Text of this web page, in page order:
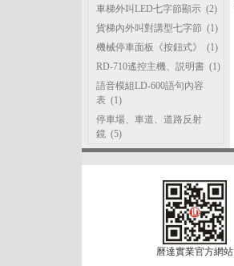
車梯外叫LED七字節顯示 (2)
貨梯內外叫對講型七字節 (1)
機械停車面板《按鈕式》
(1)
RD-710遙控主機、説明書 (1)
語音模組LD-600語句內容
表 (1)
停車場、車道、道路反射
鏡 (5)
曆達實業官方網站